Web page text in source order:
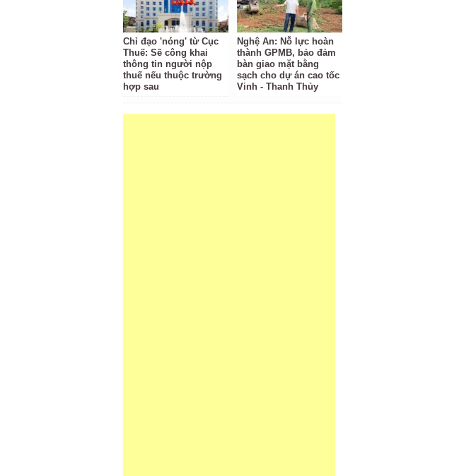
Chỉ đạo 'nóng' từ Cục
Thuế: Sẽ công khai
thông tin người nộp
thuế nếu thuộc trường
hợp sau
Nghệ An: Nỗ lực hoàn
thành GPMB, bảo đảm
bàn giao mặt bằng
sạch cho dự án cao tốc
Vinh - Thanh Thủy